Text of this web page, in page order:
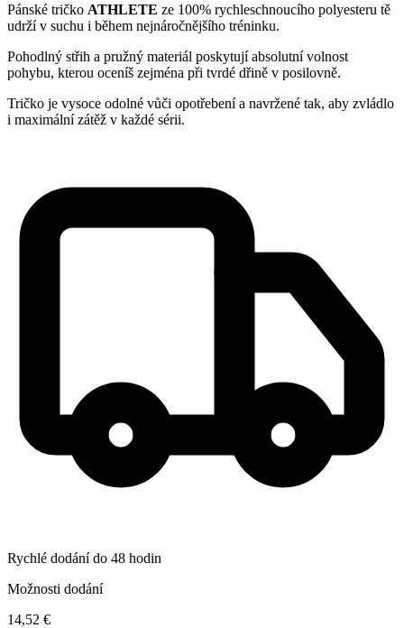
Pánské tričko ATHLETE ze 100% rychleschnoucího polyesteru tě
udrží v suchu i během nejnáročnějšího tréninku.
Pohodlný střih a pružný materiál poskytují absolutní volnost
pohybu, kterou oceníš zejména při tvrdé dřině v posilovně.
Tričko je vysoce odolné vůči opotřebení a navržené tak, aby zvládlo
i maximální zátěž v každé sérii.
Rychlé dodání do 48 hodin
Možnosti dodání
14,52 €